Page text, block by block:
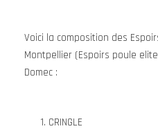
Voici la composition des
Montpellier (Espoirs poule
Domec :
CRINGLE